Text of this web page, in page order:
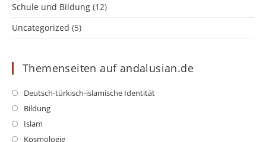
Schule und Bildung (12)
Uncategorized (5)
Themenseiten auf andalusian.de
Deutsch-türkisch-islamische IdentitätOpens
BildungOpens
Islam
in
KosmologieOpens